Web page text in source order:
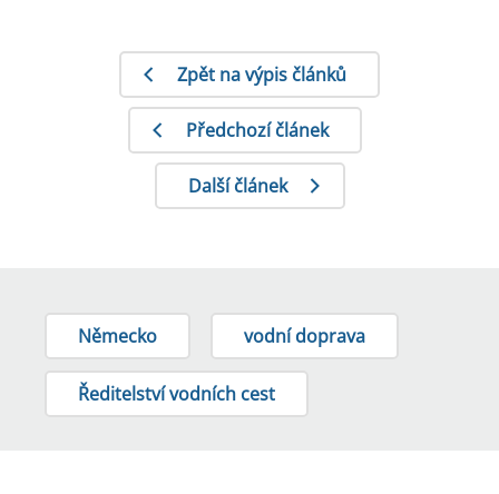
Zpět na výpis článků
Předchozí článek
Další článek
Německo vodní doprava
Ředitelství vodních cest